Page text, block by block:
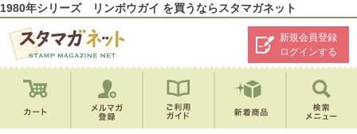
1980年シリーズ リンボウガイ を買うならスタマガネット
新規会員登録
ログインする